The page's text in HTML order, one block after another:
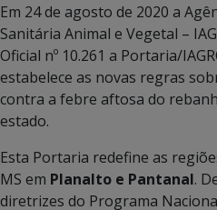
Em 24 de agosto de 2020 a
Sanitária Animal e Vegetal –
Oficial nº 10.261 a Portaria/
estabelece as novas regras
contra a febre aftosa do
estado.
Esta Portaria redefine as
MS em Planalto e Pantanal.
diretrizes do Programa